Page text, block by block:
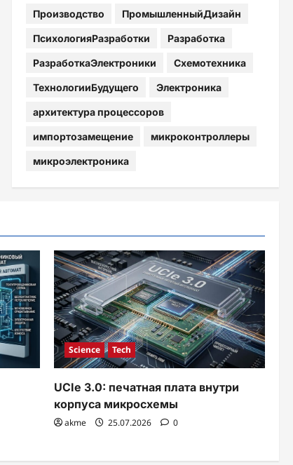
Производство ПромышленныйДизайн
ПсихологияРазработки Разработка
РазработкаЭлектроники Схемотехника
ТехнологииБудущего Электроника
архитектура процессоров
импортозамещение микроконтроллеры
микроэлектроника
Science Tech
UCIe 3.0: печатная плата внутри
корпуса микросхемы
akme 25.07.2026 0